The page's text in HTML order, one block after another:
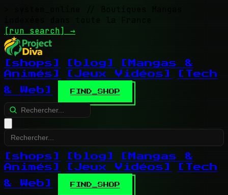
// Boutiques Mangas
indexées dans toute la France
[run search] →
[shops] [blog]
[Mangas &
Animés]
[Jeux Vidéos]
[Tech
& Web]
FIND_SHOP
[shops] [blog]
[Mangas &
Animés]
[Jeux Vidéos]
[Tech
& Web]
FIND_SHOP